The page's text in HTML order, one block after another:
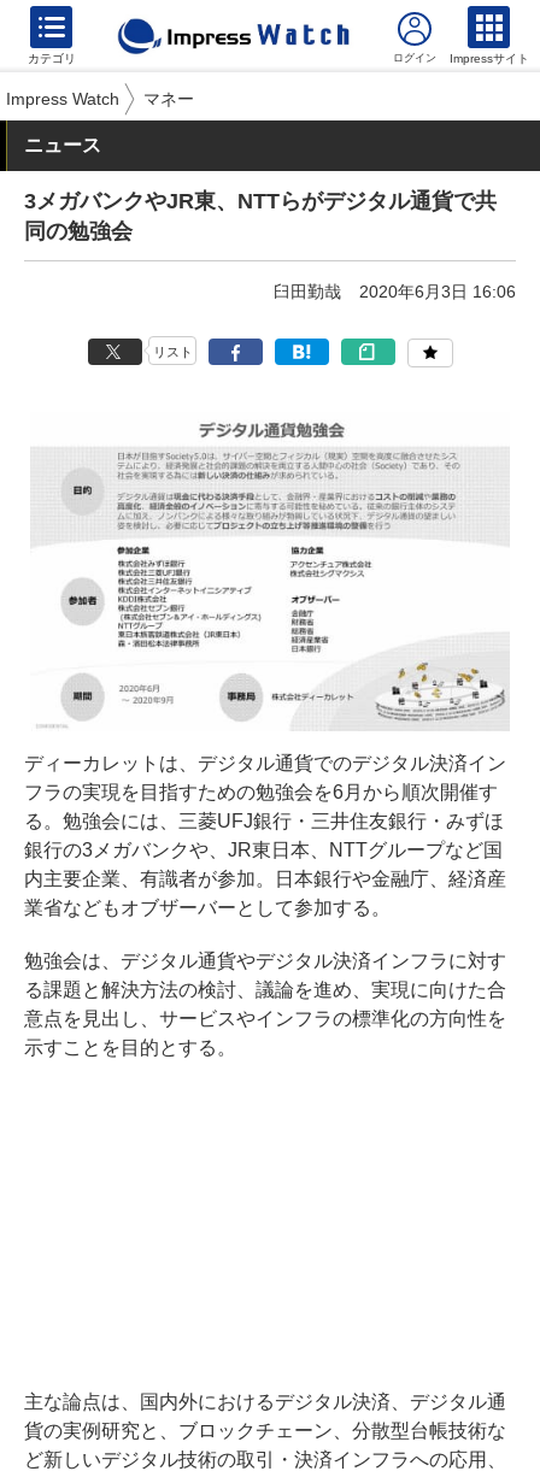
カテゴリ Impressサイト
Impress Watch マネー
ニュース
3メガバンクやJR東、NTTらがデジタル通貨で共
同の勉強会
臼田勤哉 2020年6月3日 16:06
リスト
ディーカレットは、デジタル通貨でのデジタル決済イン
フラの実現を目指すための勉強会を6月から順次開催す
る。勉強会には、三菱UFJ銀行・三井住友銀行・みずほ
銀行の3メガバンクや、JR東日本、NTTグループなど国
内主要企業、有識者が参加。日本銀行や金融庁、経済産
業省などもオブザーバーとして参加する。
勉強会は、デジタル通貨やデジタル決済インフラに対す
る課題と解決方法の検討、議論を進め、実現に向けた合
意点を見出し、サービスやインフラの標準化の方向性を
示すことを目的とする。
主な論点は、国内外におけるデジタル決済、デジタル通
貨の実例研究と、ブロックチェーン、分散型台帳技術な
ど新しいデジタル技術の取引・決済インフラへの応用、